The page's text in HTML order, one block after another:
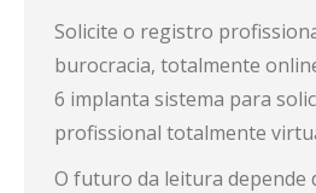
Solicite o registro
burocracia, totalmente
6 implanta sistema para
profissional totalmente
O futuro da leitura depende